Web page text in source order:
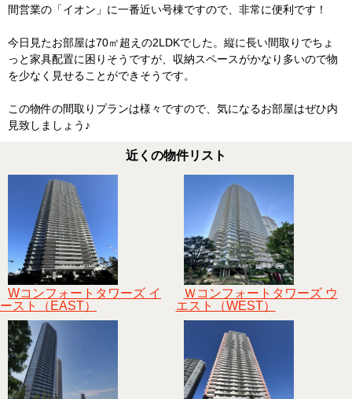
間営業の「イオン」に一番近い号棟ですので、非常に便利です！
今日見たお部屋は70㎡超えの2LDKでした。縦に長い間取りでちょ
っと家具配置に困りそうですが、収納スペースがかなり多いので物
を少なく見せることができそうです。
この物件の間取りプランは様々ですので、気になるお部屋はぜひ内
見致しましょう♪
近くの物件リスト
Wコンフォートタワーズ イ
ースト（EAST）
Ｗコンフォートタワーズ ウ
エスト（WEST）